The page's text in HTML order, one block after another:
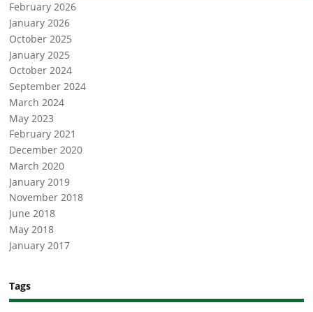
February 2026
January 2026
October 2025
January 2025
October 2024
September 2024
March 2024
May 2023
February 2021
December 2020
March 2020
January 2019
November 2018
June 2018
May 2018
January 2017
Tags